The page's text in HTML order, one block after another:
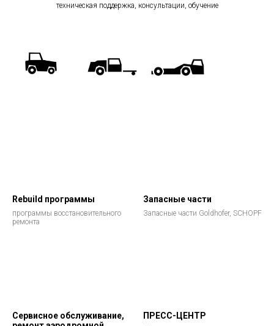
техническая поддержка, консультации, обучение
Rebuild программы
программы восстановительного
ремонта
Запасные части
Запасные части Goldhofer, SCHOPF
Сервисное обслуживание,
ПРЕСС-ЦЕНТР